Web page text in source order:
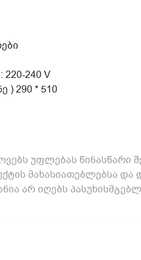
220-240 V
) 290 * 510
უფლებას წინასწარი
მახასიათებლებსა და
არ იღებს